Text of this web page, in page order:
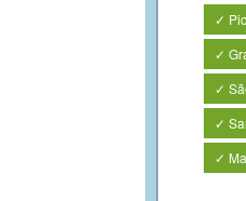
✓
✓
✓
✓
✓